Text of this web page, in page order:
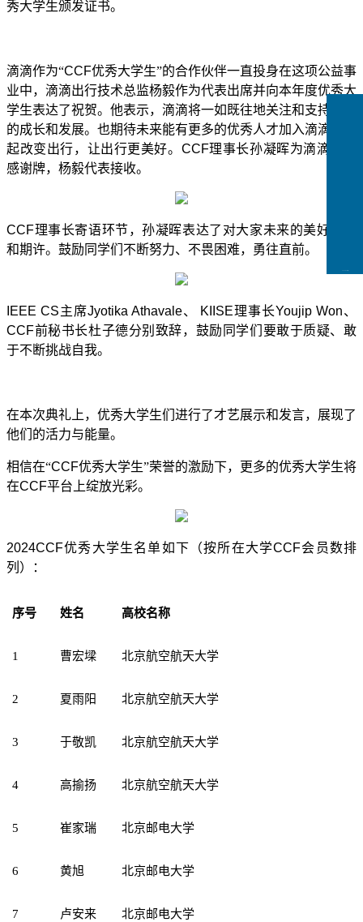
秀大学生颁发证书。
滴滴作为“CCF优秀大学生”的合作伙伴一直投身在这项公益事
业中，滴滴出行技术总监杨毅作为代表出席并向本年度优秀大
学生表达了祝贺。他表示，滴滴将一如既往地关注和支持他们
的成长和发展。也期待未来能有更多的优秀人才加入滴滴，一
起改变出行，让出行更美好。 CCF理事长孙凝晖为滴滴颁发
感谢牌，杨毅代表接收。
CCF理事长寄语环节，孙凝晖表达了对大家未来的美好祝愿
和期许。 鼓励同学们不断努力、不畏困难，勇往直前。
IEEE CS主席Jyotika Athavale、 KIISE理事长Youjip Won、
CCF前秘书长杜子德分别致辞，鼓励同学们要敢于质疑、敢
于不断挑战自我。
在本次典礼上， 优秀大学生们 进行了才艺展示和发言，展现了
他们的活力与能量。
相信在“CCF优秀大学生”荣誉的激励下，更多的优秀大学生将
在CCF平台上绽放光彩。
2024CCF优秀大学生名单如下（按所在大学CCF会员数排
列）：
序号 姓名 高校名称
1 曹宏墚 北京航空航天大学
2 夏雨阳 北京航空航天大学
3 于敬凯 北京航空航天大学
4 高揄扬 北京航空航天大学
5 崔家瑞 北京邮电大学
6 黄旭 北京邮电大学
7 卢安来 北京邮电大学